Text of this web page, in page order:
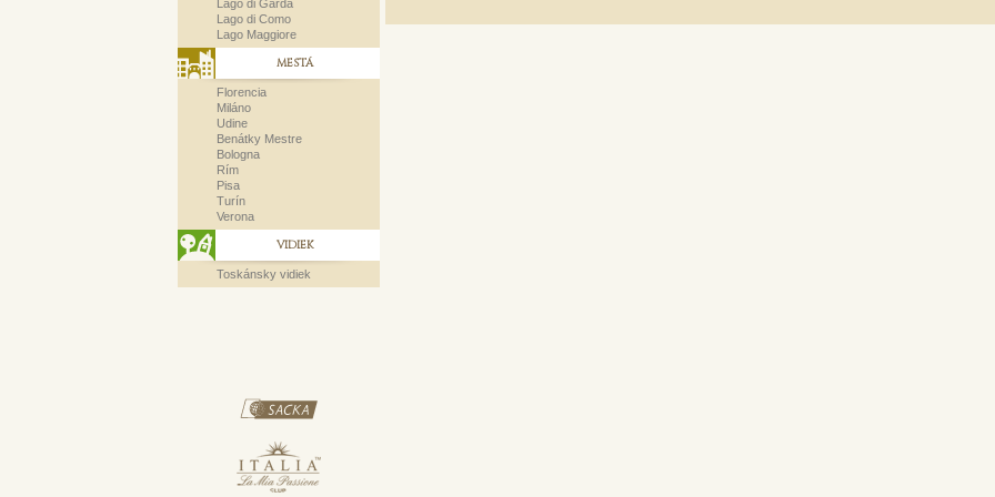
Lago di Garda
Lago di Como
Lago Maggiore
MESTÁ
Florencia
Miláno
Udine
Benátky Mestre
Bologna
Rím
Pisa
Turín
Verona
VIDIEK
Toskánsky vidiek